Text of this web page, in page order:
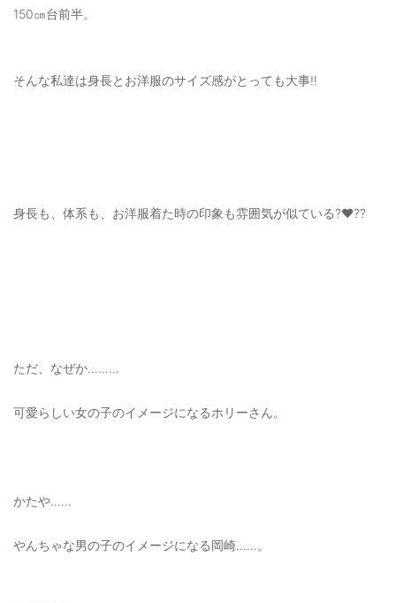
OUTERS : アウター
新規会員登録
ご利用規約
お問い合わせ
150㎝台前半。
そんな私達は身長とお洋服のサイズ感がとっても大事‼️
身長も、体系も、お洋服着た時の印象も雰囲気が似ている?❤️??
ただ、なぜか………
可愛らしい女の子のイメージになるホリーさん。
かたや……
やんちゃな男の子のイメージになる岡崎……。